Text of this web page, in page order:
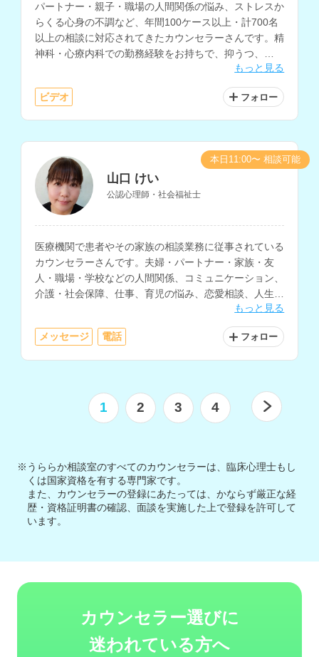
パートナー・親子・職場の人間関係の悩み、ストレスか
らくる心身の不調など、年間100ケース以上・計700名
以上の相談に対応されてきたカウンセラーさんです。精
神科・心療内科での勤務経験をお持ちで、抑うつ、
PTSDの相談も得意とされているほか、コーチングにも
対応されています。
もっと見る
ビデオ フォロー
山口 けい
公認心理師・社会福祉士
医療機関で患者やその家族の相談業務に従事されている
カウンセラーさんです。夫婦・パートナー・家族・友
人・職場・学校などの人間関係、コミュニケーション、
介護・社会保障、仕事、育児の悩み、恋愛相談、人生相
談など、様々な相談内容に対応されています。もっと見る
メッセージ 電話 フォロー
本日11:00〜 相談可能
1 2 3 4
※うららか相談室のすべてのカウンセラーは、臨床心理士もし
くは国家資格を有する専門家です。
また、カウンセラーの登録にあたっては、かならず厳正な経
歴・資格証明書の確認、面談を実施した上で登録を許可して
います。
カウンセラー選びに
迷われている方へ